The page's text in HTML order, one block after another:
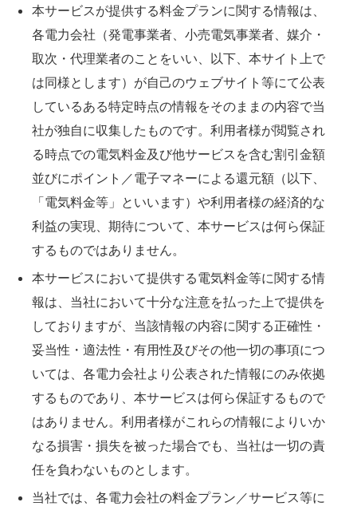
本サービスが提供する料金プランに関する情報は、
各電力会社（発電事業者、小売電気事業者、媒介・
取次・代理業者のことをいい、以下、本サイト上で
は同様とします）が自己のウェブサイト等にて公表
しているある特定時点の情報をそのままの内容で当
社が独自に収集したものです。利用者様が閲覧され
る時点での電気料金及び他サービスを含む割引金額
並びにポイント／電子マネーによる還元額（以下、
「電気料金等」といいます）や利用者様の経済的な
利益の実現、期待について、本サービスは何ら保証
するものではありません。
本サービスにおいて提供する電気料金等に関する情
報は、当社において十分な注意を払った上で提供を
しておりますが、当該情報の内容に関する正確性・
妥当性・適法性・有用性及びその他一切の事項につ
いては、各電力会社より公表された情報にのみ依拠
するものであり、本サービスは何ら保証するもので
はありません。利用者様がこれらの情報によりいか
なる損害・損失を被った場合でも、当社は一切の責
任を負わないものとします。
当社では、各電力会社の料金プラン／サービス等に